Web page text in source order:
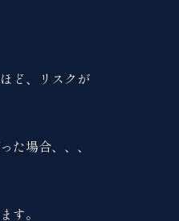
ど、リスクが
た場合、、、
す。